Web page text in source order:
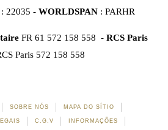
: 22035 - WORLDSPAN : PARHR
FR 61 572 158 558 - RCS Paris
Paris 572 158 558
SOBRE NÓS MAPA DO SÍTIO
C.G.V INFORMAÇÕES